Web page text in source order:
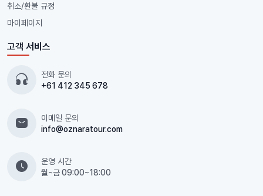
취소/환불 규정
마이페이지
고객 서비스
전화 문의
+61 412 345 678
이메일 문의
info@oznaratour.com
운영 시간
월~금 09:00~18:00